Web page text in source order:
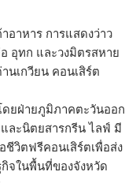
อาหาร การแสดงว่าว
อุทก และวงมิตรสหาย
นเกวียน คอนเสิร์ต
ดยฝ่ายภูมิภาคตะวันออก
ละนิตยสารกรีน ไลฟ์ มี
ชีวิตฟรีคอนเสิร์ตเพื่อส่ง
จในพื้นที่ของจังหวัด